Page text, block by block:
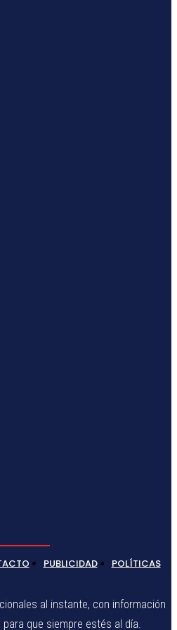
PUBLICIDAD POLÍTICAS
al instante, con información
que siempre estés al día.